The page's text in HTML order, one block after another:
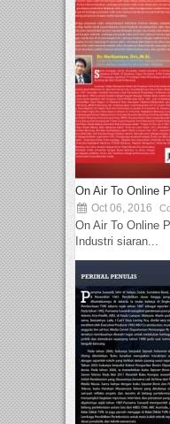
On Air To Online
Oct 06, 2016
On Air To Online
Industri siaran...